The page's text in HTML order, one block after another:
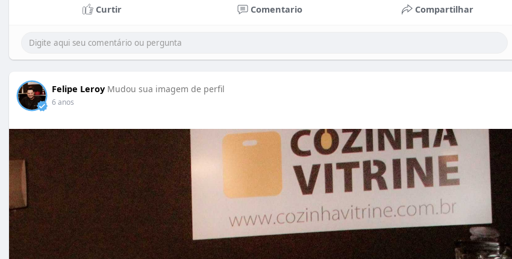
Curtir Comentario Compartilhar
Felipe Leroy Mudou sua imagem de perfil
6 anos